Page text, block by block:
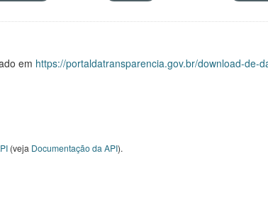
em https://portaldatransparencia.gov.br/download-de-
(veja Documentação da API).